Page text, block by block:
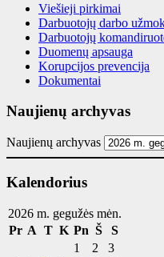
Viešieji pirkimai
Darbuotojų darbo
Darbuotojų
Duomenų apsauga
Korupcijos prevencija
Dokumentai
Naujienų archyvas
Naujienų archyvas
Kalendorius
2026 m. gegužės mėn.
Pr A T K Pn Š
S
1
2
3